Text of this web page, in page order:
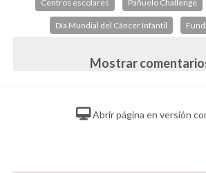
Centros escolares Pañuelo Challenge
Día Mundial del Cáncer Infantil
Mostrar
Abrir página en versión